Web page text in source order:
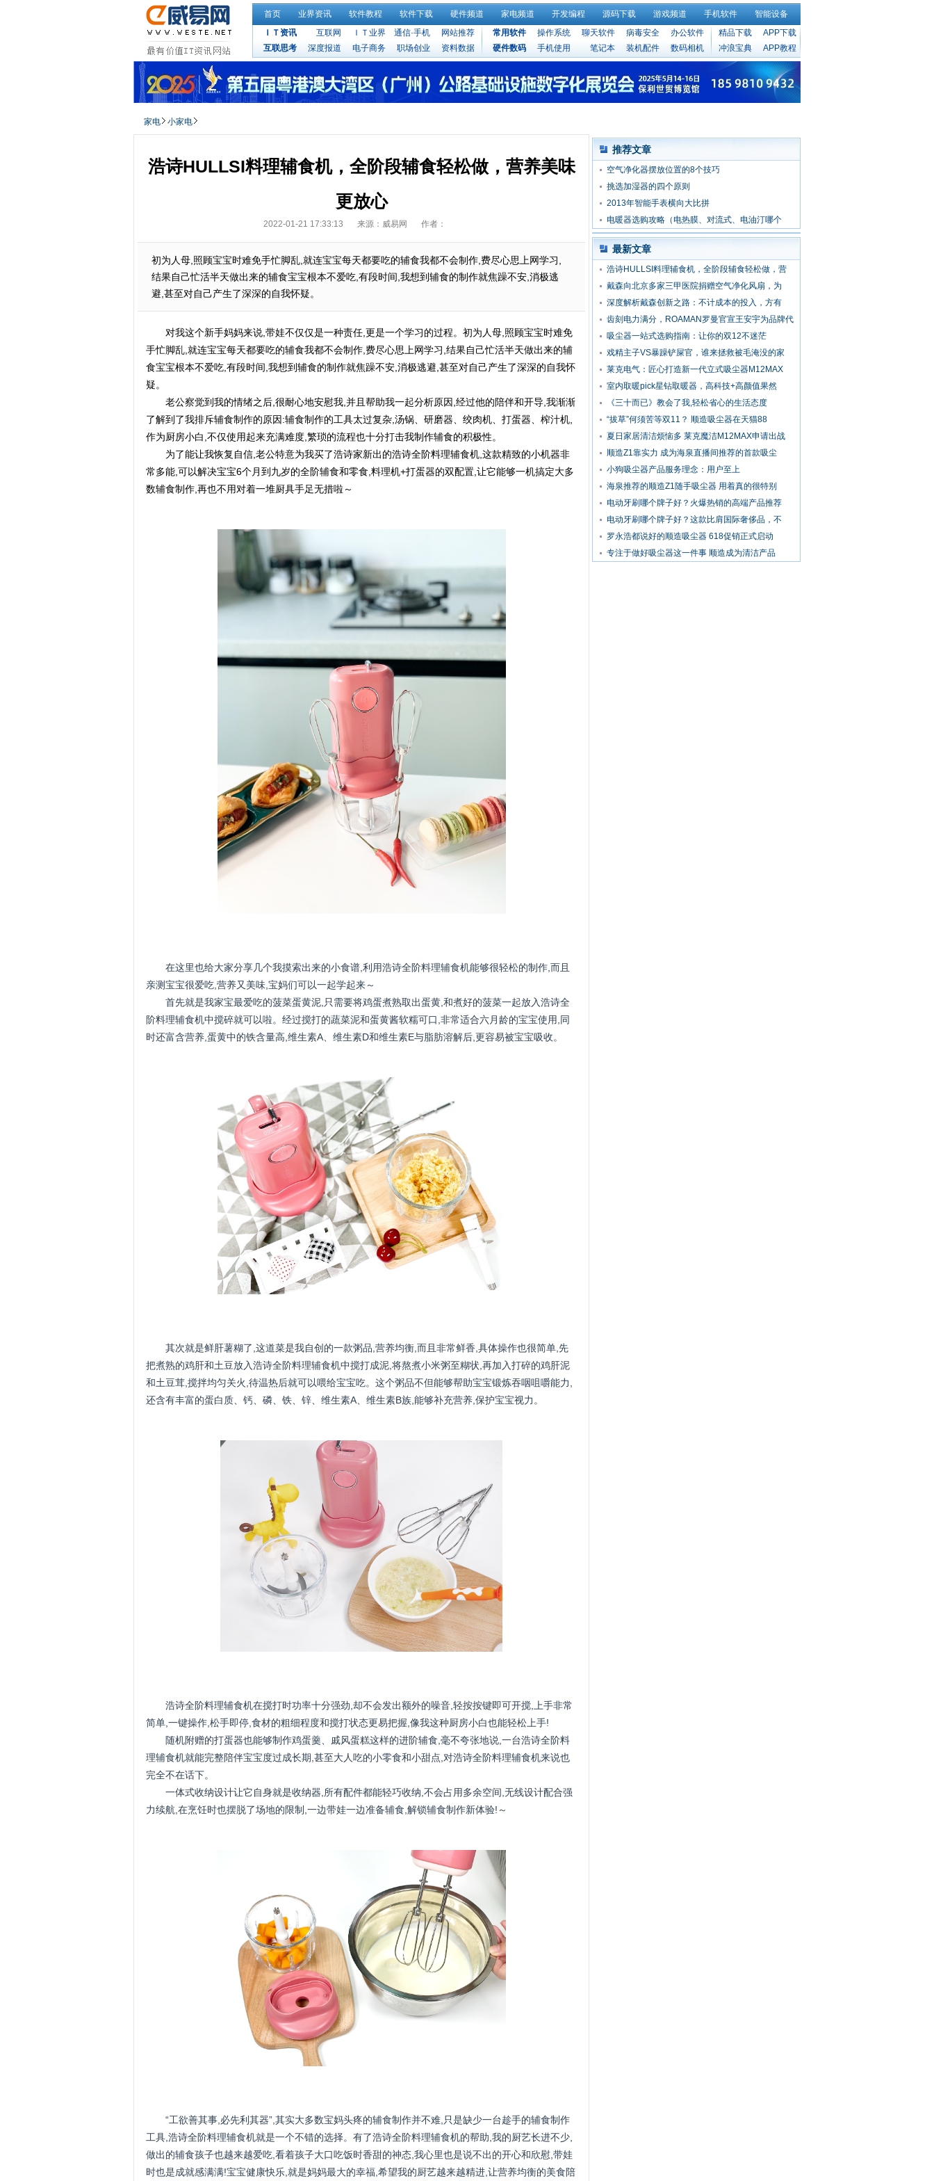
首页 业界资讯 软件教程 软件下载 硬件频道 家电频道 开发编程 源码下载 游戏频道 手机软件
智能设备
ＩＴ资讯
互联网 ＩＴ业界 通信·手机
网站推荐
互联思考
深度报道 电子商务 职场创业 资料数据
常用软件 操作系统 聊天软件 病毒安全
办公软件
硬件数码
手机使用 笔记本 装机配件 数码相机
精品下载
APP下载
冲浪宝典
APP教程
家电 小家电
浩诗HULLSI料理辅食机，全阶段辅食轻松做，营养美味
更放心
2022-01-21 17:33:13 来源：威易网 作者：
初为人母,照顾宝宝时难免手忙脚乱,就连宝宝每天都要吃的辅食我都不会制作,费尽心思上网学习,
结果自己忙活半天做出来的辅食宝宝根本不爱吃,有段时间,我想到辅食的制作就焦躁不安,消极逃
避,甚至对自己产生了深深的自我怀疑。
对我这个新手妈妈来说,带娃不仅仅是一种责任,更是一个学习的过程。初为人母,照顾宝宝时难免
手忙脚乱,就连宝宝每天都要吃的辅食我都不会制作,费尽心思上网学习,结果自己忙活半天做出来的辅
食宝宝根本不爱吃,有段时间,我想到辅食的制作就焦躁不安,消极逃避,甚至对自己产生了深深的自我怀
疑。
老公察觉到我的情绪之后,很耐心地安慰我,并且帮助我一起分析原因,经过他的陪伴和开导,我渐渐
了解到了我排斥辅食制作的原因:辅食制作的工具太过复杂,汤锅、研磨器、绞肉机、打蛋器、榨汁机,
作为厨房小白,不仅使用起来充满难度,繁琐的流程也十分打击我制作辅食的积极性。
为了能让我恢复自信,老公特意为我买了浩诗家新出的浩诗全阶料理辅食机,这款精致的小机器非
常多能,可以解决宝宝6个月到九岁的全阶辅食和零食,料理机+打蛋器的双配置,让它能够一机搞定大多
数辅食制作,再也不用对着一堆厨具手足无措啦～
在这里也给大家分享几个我摸索出来的小食谱,利用浩诗全阶料理辅食机能够很轻松的制作,而且
亲测宝宝很爱吃,营养又美味,宝妈们可以一起学起来～
首先就是我家宝最爱吃的菠菜蛋黄泥,只需要将鸡蛋煮熟取出蛋黄,和煮好的菠菜一起放入浩诗全
阶料理辅食机中搅碎就可以啦。经过搅打的蔬菜泥和蛋黄酱软糯可口,非常适合六月龄的宝宝使用,同
时还富含营养,蛋黄中的铁含量高,维生素A、维生素D和维生素E与脂肪溶解后,更容易被宝宝吸收。
其次就是鲜肝薯糊了,这道菜是我自创的一款粥品,营养均衡,而且非常鲜香,具体操作也很简单,先
把煮熟的鸡肝和土豆放入浩诗全阶料理辅食机中搅打成泥,将熬煮小米粥至糊状,再加入打碎的鸡肝泥
和土豆茸,搅拌均匀关火,待温热后就可以喂给宝宝吃。这个粥品不但能够帮助宝宝锻炼吞咽咀嚼能力,
还含有丰富的蛋白质、钙、磷、铁、锌、维生素A、维生素B族,能够补充营养,保护宝宝视力。
浩诗全阶料理辅食机在搅打时功率十分强劲,却不会发出额外的噪音,轻按按键即可开搅,上手非常
简单,一键操作,松手即停,食材的粗细程度和搅打状态更易把握,像我这种厨房小白也能轻松上手!
随机附赠的打蛋器也能够制作鸡蛋羹、戚风蛋糕这样的进阶辅食,毫不夸张地说,一台浩诗全阶料
理辅食机就能完整陪伴宝宝度过成长期,甚至大人吃的小零食和小甜点,对浩诗全阶料理辅食机来说也
完全不在话下。
一体式收纳设计让它自身就是收纳器,所有配件都能轻巧收纳,不会占用多余空间,无线设计配合强
力续航,在烹饪时也摆脱了场地的限制,一边带娃一边准备辅食,解锁辅食制作新体验!～
“工欲善其事,必先利其器”,其实大多数宝妈头疼的辅食制作并不难,只是缺少一台趁手的辅食制作
工具,浩诗全阶料理辅食机就是一个不错的选择。有了浩诗全阶料理辅食机的帮助,我的厨艺长进不少,
做出的辅食孩子也越来越爱吃,看着孩子大口吃饭时香甜的神态,我心里也是说不出的开心和欣慰,带娃
时也是成就感满满!宝宝健康快乐,就是妈妈最大的幸福,希望我的厨艺越来越精进,让营养均衡的美食陪
推荐文章
空气净化器摆放位置的8个技巧
挑选加湿器的四个原则
2013年智能手表横向大比拼
电暖器选购攻略（电热膜、对流式、电油汀哪个
好？）
最新文章
浩诗HULLSI料理辅食机，全阶段辅食轻松做，营
戴森向北京多家三甲医院捐赠空气净化风扇，为
深度解析戴森创新之路：不计成本的投入，方有
齿刻电力满分，ROAMAN罗曼官宣王安宇为品牌代
吸尘器一站式选购指南：让你的双12不迷茫
戏精主子VS暴躁铲屎官，谁来拯救被毛淹没的家
莱克电气：匠心打造新一代立式吸尘器M12MAX
室内取暖pick星钻取暖器，高科技+高颜值果然
《三十而已》教会了我,轻松省心的生活态度
“拔草”何须苦等双11？ 顺造吸尘器在天猫88
夏日家居清洁烦恼多 莱克魔洁M12MAX申请出战
顺造Z1靠实力 成为海泉直播间推荐的首款吸尘
小狗吸尘器产品服务理念：用户至上
海泉推荐的顺造Z1随手吸尘器 用着真的很特别
电动牙刷哪个牌子好？火爆热销的高端产品推荐
电动牙刷哪个牌子好？这款比肩国际奢侈品，不
罗永浩都说好的顺造吸尘器 618促销正式启动
专注于做好吸尘器这一件事 顺造成为清洁产品